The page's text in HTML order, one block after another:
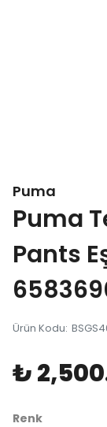
Puma
Puma
Pants
Ürün Kodu:
₺
Renk